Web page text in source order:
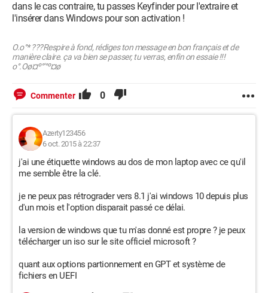
dans le cas contraire, tu passes Keyfinder pour l'extraire et
l'insérer dans Windows pour son activation !
O.o°* ???Respire à fond, rédiges ton message en bon français et de
manière claire. ça va bien se passer, tu verras, enfin on essaie !!!
o°.Oø¤º°'°º¤ø
Commenter 0
Azerty123456
6 oct. 2015 à 22:37
j'ai une étiquette windows au dos de mon laptop avec ce qu'il
me semble être la clé.
je ne peux pas rétrograder vers 8.1 j'ai windows 10 depuis plus
d'un mois et l'option disparait passé ce délai.
la version de windows que tu m'as donné est propre ? je peux
télécharger un iso sur le site officiel microsoft ?
quant aux options partionnement en GPT et système de
fichiers en UEFI